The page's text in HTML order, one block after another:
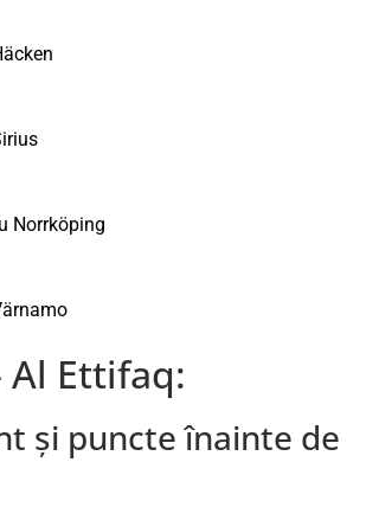
Norrköping
Al Ettifaq:
și puncteînainte de